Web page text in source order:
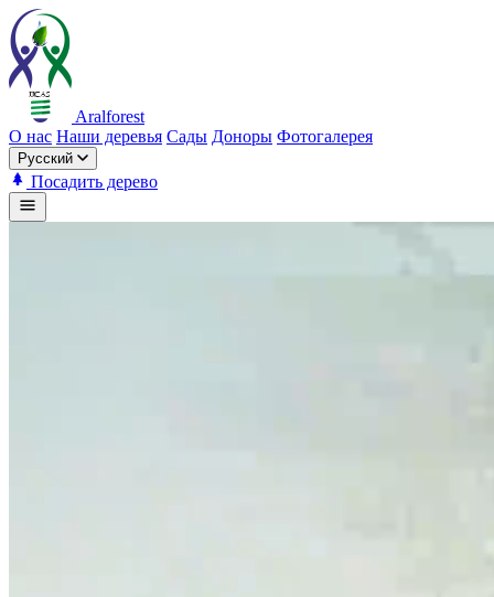
Aralforest
О нас Наши деревья Сады Доноры Фотогалерея
Русский
Посадить дерево